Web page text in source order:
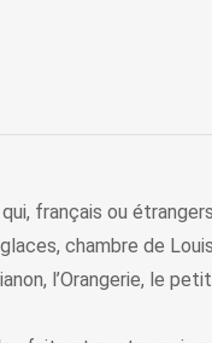
français ou
chambre de
l’Orangerie, le